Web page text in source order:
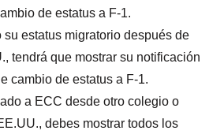
de estatus a F-1.
su estatus migratorio después de
tendrá que mostrar su notificación
cambio de estatus a F-1.
a ECC desde otro colegio o
debes mostrar todos los